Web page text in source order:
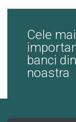
Cele mai
banci
noastra